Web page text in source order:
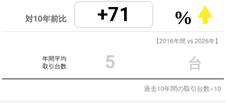
対10年前比 +71 %
【2016年間 vs 2026年】
年間平均
取引台数
5 台
過去10年間の取引台数÷10